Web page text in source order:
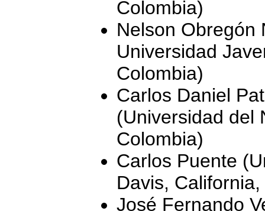
Colombia)
Nelson Obregón
Universidad
Colombia)
Carlos Daniel
(Universidad del
Colombia)
Carlos Puente
Davis,
José Fernando